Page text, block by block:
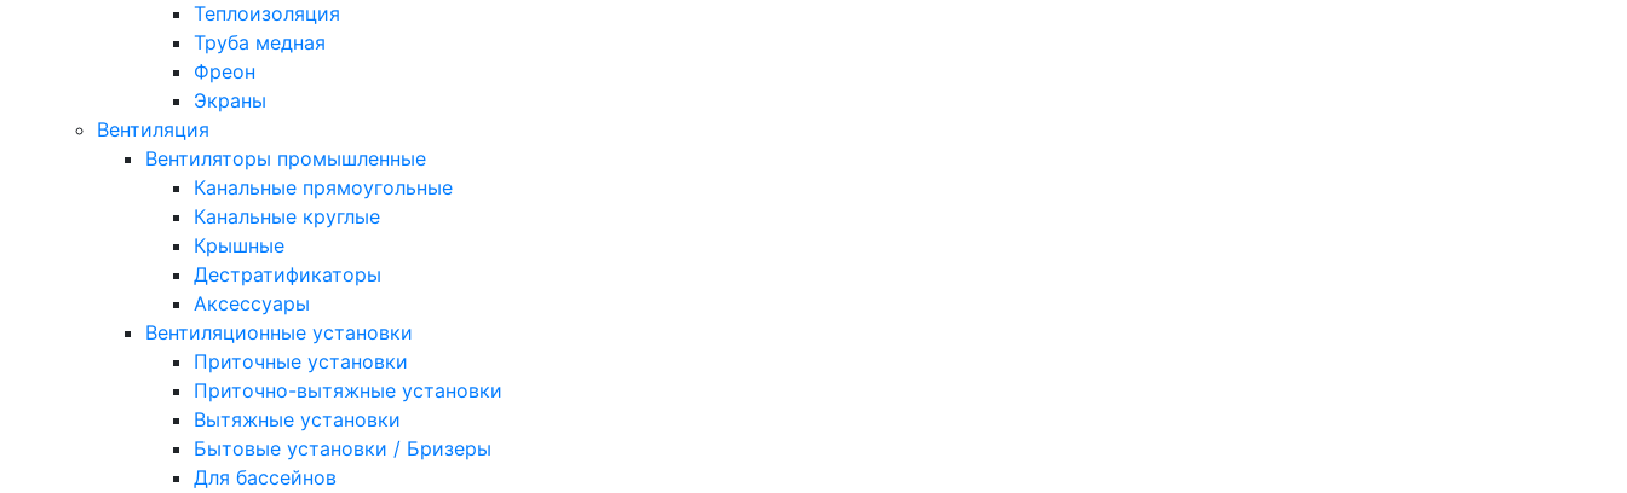
Теплоизоляция
Труба медная
Фреон
Экраны
Вентиляция
Вентиляторы промышленные
Канальные прямоугольные
Канальные круглые
Крышные
Дестратификаторы
Аксессуары
Вентиляционные установки
Приточные установки
Приточно-вытяжные установки
Вытяжные установки
Бытовые установки / Бризеры
Для бассейнов